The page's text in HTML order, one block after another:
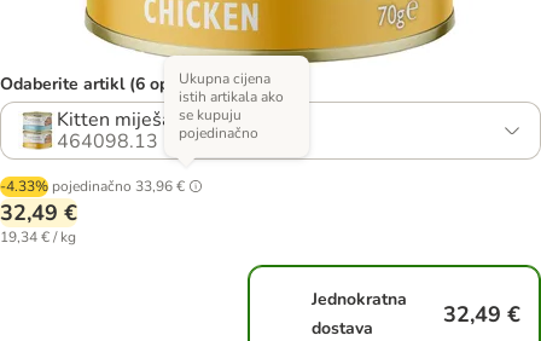
Odaberite artikl (6 opcija)
Kitten miješano pakiranje
464098.13
-4.33% pojedinačno 33,96 €
Ukupna cijena
istih artikala ako
se kupuju
pojedinačno
32,49 €
19,34 € / kg
Jednokratna
dostava
32,49 €